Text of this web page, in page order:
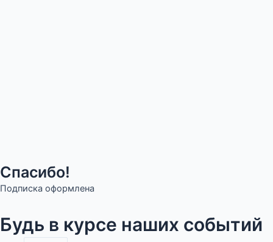
Спасибо!
Подписка оформлена
Будь в курсе наших событий